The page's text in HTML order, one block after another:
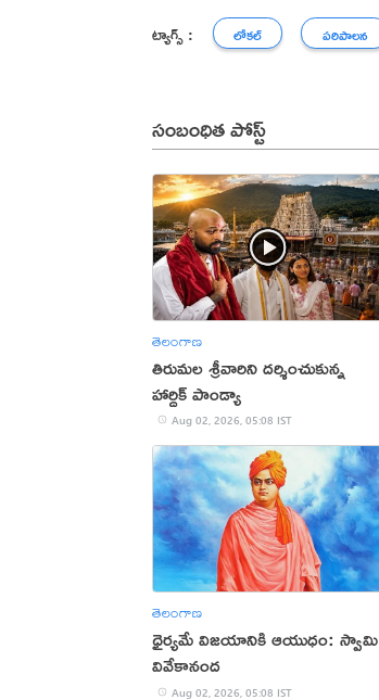
ట్యాగ్స్ : లోకల్ పరిపాలన
సంబంధిత పోస్ట్
తెలంగాణ
తిరుమల శ్రీవారిని దర్శించుకున్న
హార్దిక్ పాండ్యా
Aug 02, 2026, 05:08 IST
తెలంగాణ
ధైర్యమే విజయానికి ఆయుధం: స్వామి
వివేకానంద
Aug 02, 2026, 05:08 IST